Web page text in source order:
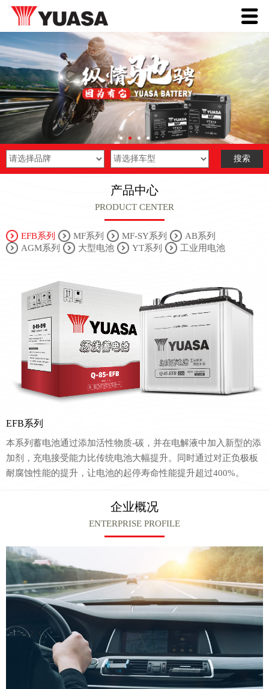
产品中心
PRODUCT CENTER
EFB系列 MF系列 MF-SY系列
AB系列
AGM系列
大型电池 YT系列 工业用电池
EFB系列
本系列蓄电池通过添加活性物质-碳，并在电解液中加入新型的添
加剂，充电接受能力比传统电池大幅提升。同时通过对正负极板
耐腐蚀性能的提升，让电池的起停寿命性能提升超过400%。
企业概况
ENTERPRISE PROFILE